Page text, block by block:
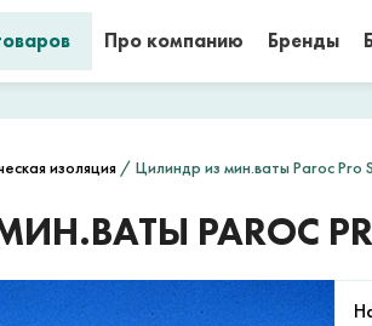
Про компанию Бренды
изоляция / Цилиндр из мин.ваты Paroc Pro
PAROC